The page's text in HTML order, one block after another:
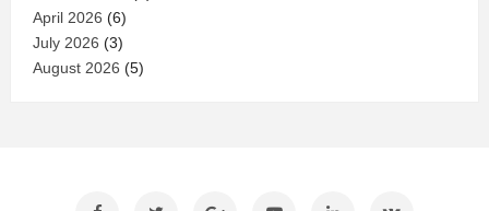
April 2026 (6)
July 2026 (3)
August 2026 (5)